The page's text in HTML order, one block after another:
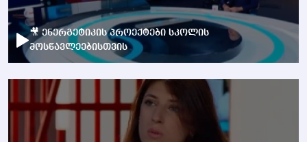
🎥 ენერგეტიკის პროექტები სკოლის
მოსწავლეებისთვის